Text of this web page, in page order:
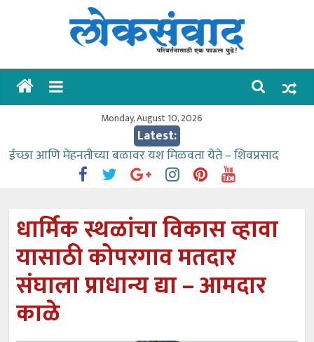
लोकसंवाद
ताज्या
Monday, August 10, 2026
Latest:
ईच्छा आणि मेहनतीच्या बळावर यश मिळवता येते – शिवप्रसाद
संजीवनीच्या विद्यार्थ्यांनी घेतली विमानतळ कार्यप्रणालीची माहिती
वाढीव निधी देण्यास पाणीपुरवठा मंत्री सकारात्मक – आ.आशुतोष
काळे
आत्मामालिक गुरूकूलाचे २२८ विद्यार्थी शिष्यवृत्तीस पात्र
धार्मिक स्थळांचा विकास व्हावा
यासाठी कोपरगाव मतदार
संघाला प्राधान्य द्या – आमदार
काळे